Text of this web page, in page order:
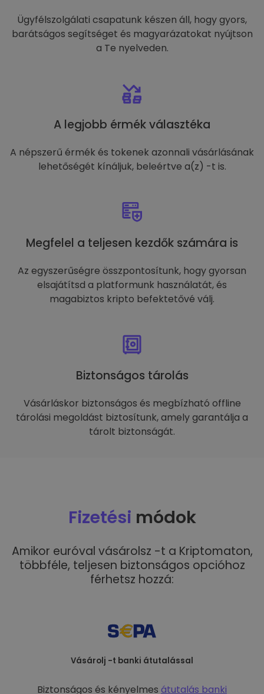
Ügyfélszolgálati csapatunk készen áll, hogy gyors,
barátságos segítséget és magyarázatokat nyújtson
a Te nyelveden.
A legjobb érmék választéka
A népszerű érmék és tokenek azonnali vásárlásának
lehetőségét kínáljuk, beleértve a(z) -t is.
Megfelel a teljesen kezdők számára is
Az egyszerűségre összpontosítunk, hogy gyorsan
elsajátítsd a platformunk használatát, és
magabiztos kripto befektetővé válj.
Biztonságos tárolás
Vásárláskor biztonságos és megbízható offline
tárolási megoldást biztosítunk, amely garantálja a
tárolt biztonságát.
Fizetési módok
Amikor euróval vásárolsz -t a Kriptomaton,
többféle, teljesen biztonságos opcióhoz
férhetsz hozzá:
Vásárolj -t banki átutalással
Biztonságos és kényelmes átutalás banki